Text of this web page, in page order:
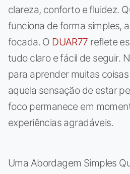
clareza, conforto e fluidez.
funciona de forma simples,
focada. O DUAR77 reflete
tudo claro e fácil de seguir.
para aprender muitas
aquela sensação de estar
foco permanece em
experiências agradáveis.
Uma Abordagem Simples